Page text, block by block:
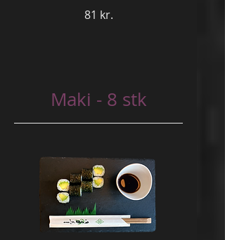
81 kr.
Maki - 8 stk